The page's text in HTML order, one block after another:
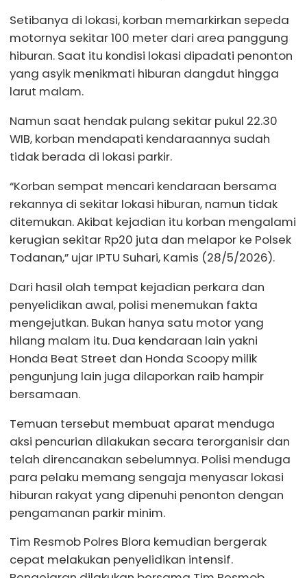
Setibanya di lokasi, korban memarkirkan sepeda
motornya sekitar 100 meter dari area panggung
hiburan. Saat itu kondisi lokasi dipadati penonton
yang asyik menikmati hiburan dangdut hingga
larut malam.
Namun saat hendak pulang sekitar pukul 22.30
WIB, korban mendapati kendaraannya sudah
tidak berada di lokasi parkir.
“Korban sempat mencari kendaraan bersama
rekannya di sekitar lokasi hiburan, namun tidak
ditemukan. Akibat kejadian itu korban mengalami
kerugian sekitar Rp20 juta dan melapor ke Polsek
Todanan,” ujar IPTU Suhari, Kamis (28/5/2026).
Dari hasil olah tempat kejadian perkara dan
penyelidikan awal, polisi menemukan fakta
mengejutkan. Bukan hanya satu motor yang
hilang malam itu. Dua kendaraan lain yakni
Honda Beat Street dan Honda Scoopy milik
pengunjung lain juga dilaporkan raib hampir
bersamaan.
Temuan tersebut membuat aparat menduga
aksi pencurian dilakukan secara terorganisir dan
telah direncanakan sebelumnya. Polisi menduga
para pelaku memang sengaja menyasar lokasi
hiburan rakyat yang dipenuhi penonton dengan
pengamanan parkir minim.
Tim Resmob Polres Blora kemudian bergerak
cepat melakukan penyelidikan intensif.